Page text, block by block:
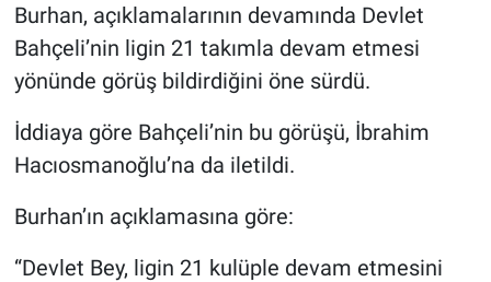
Burhan, açıklamalarının devamında Devlet
Bahçeli’nin ligin 21 takımla devam etmesi
yönünde görüş bildirdiğini öne sürdü.
İddiaya göre Bahçeli’nin bu görüşü, İbrahim
Hacıosmanoğlu’na da iletildi.
Burhan’ın açıklamasına göre:
“Devlet Bey, ligin 21 kulüple devam etmesini